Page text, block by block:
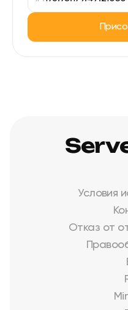
Условия
Отказ от